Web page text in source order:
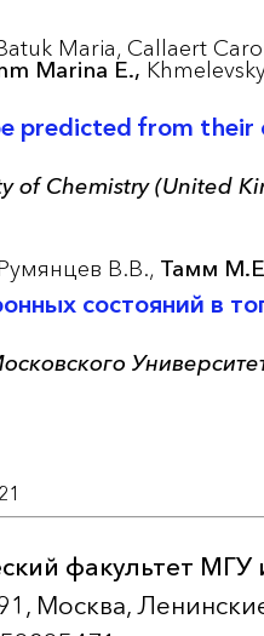
Maria, Callaert
Marina E.,
predicted from their
of Chemistry (United
В.В., Тамм
состояний в
факультет
Москва,